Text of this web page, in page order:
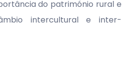
do património rural e
intercultural e inter-